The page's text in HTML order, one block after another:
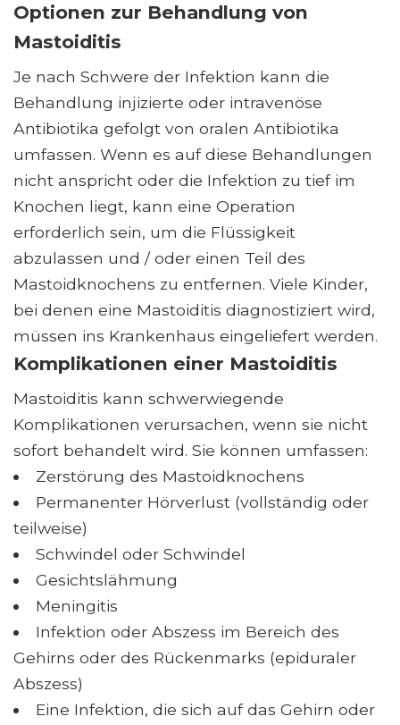
Optionen zur Behandlung von
Mastoiditis
Je nach Schwere der Infektion kann die
Behandlung injizierte oder intravenöse
Antibiotika gefolgt von oralen Antibiotika
umfassen. Wenn es auf diese Behandlungen
nicht anspricht oder die Infektion zu tief im
Knochen liegt, kann eine Operation
erforderlich sein, um die Flüssigkeit
abzulassen und / oder einen Teil des
Mastoidknochens zu entfernen. Viele Kinder,
bei denen eine Mastoiditis diagnostiziert wird,
müssen ins Krankenhaus eingeliefert werden.
Komplikationen einer Mastoiditis
Mastoiditis kann schwerwiegende
Komplikationen verursachen, wenn sie nicht
sofort behandelt wird. Sie können umfassen:
Zerstörung des Mastoidknochens
Permanenter Hörverlust (vollständig oder
teilweise)
Schwindel oder Schwindel
Gesichtslähmung
Meningitis
Infektion oder Abszess im Bereich des
Gehirns oder des Rückenmarks (epiduraler
Abszess)
Eine Infektion, die sich auf das Gehirn oder